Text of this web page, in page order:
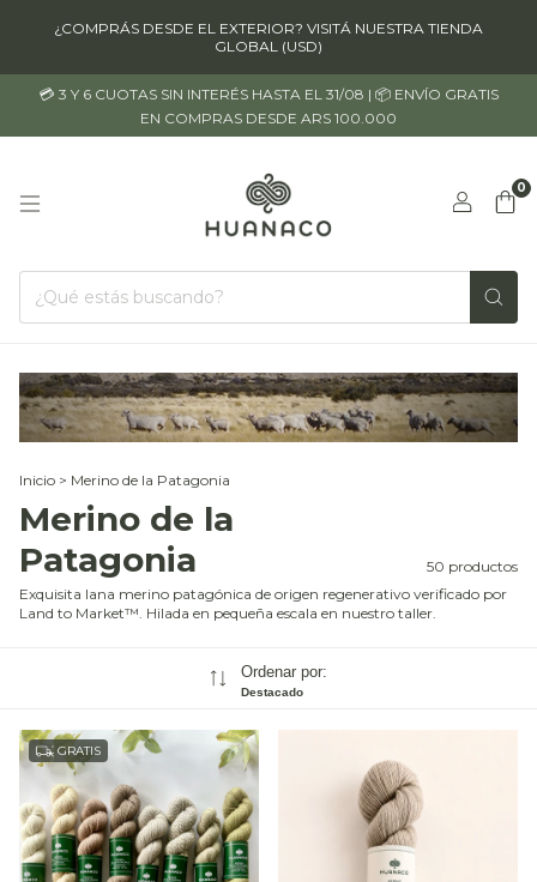
¿COMPRÁS DESDE EL EXTERIOR? VISITÁ NUESTRA TIENDA
GLOBAL (USD)
💳 3 Y 6 CUOTAS SIN INTERÉS HASTA EL 31/08 | 📦 ENVÍO GRATIS
EN COMPRAS DESDE ARS 100.000
0
Inicio > Merino de la Patagonia
Merino de la
Patagonia
50 productos
Exquisita lana merino patagónica de origen regenerativo verificado por
Land to Market™. Hilada en pequeña escala en nuestro taller.
Ordenar por:
Destacado
GRATIS